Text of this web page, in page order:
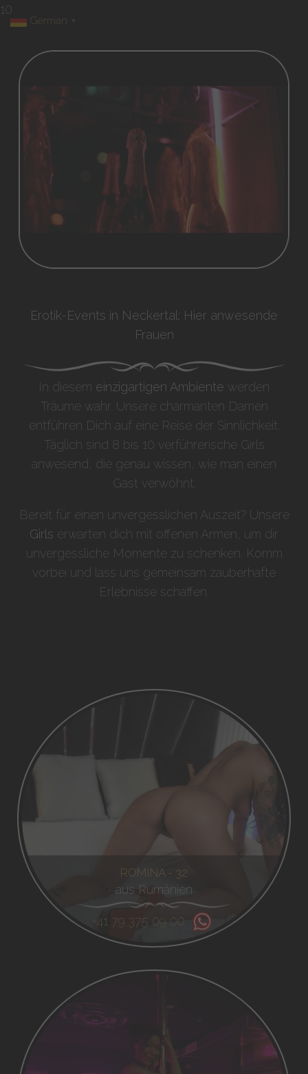
10
Erotik-Events in Neckertal: Hier anwesende
Frauen
In diesem einzigartigen Ambiente werden
Träume wahr. Unsere charmanten Damen
entführen Dich auf eine Reise der Sinnlichkeit.
Täglich sind 8 bis 10 verführerische Girls
anwesend, die genau wissen, wie man einen
Gast verwöhnt.
Bereit für einen unvergesslichen Auszeit? Unsere
Girls erwarten dich mit offenen Armen, um dir
unvergessliche Momente zu schenken. Komm
vorbei und lass uns gemeinsam zauberhafte
Erlebnisse schaffen.
ROMINA - 32
aus Rumänien
+41 79 375 09 00
German